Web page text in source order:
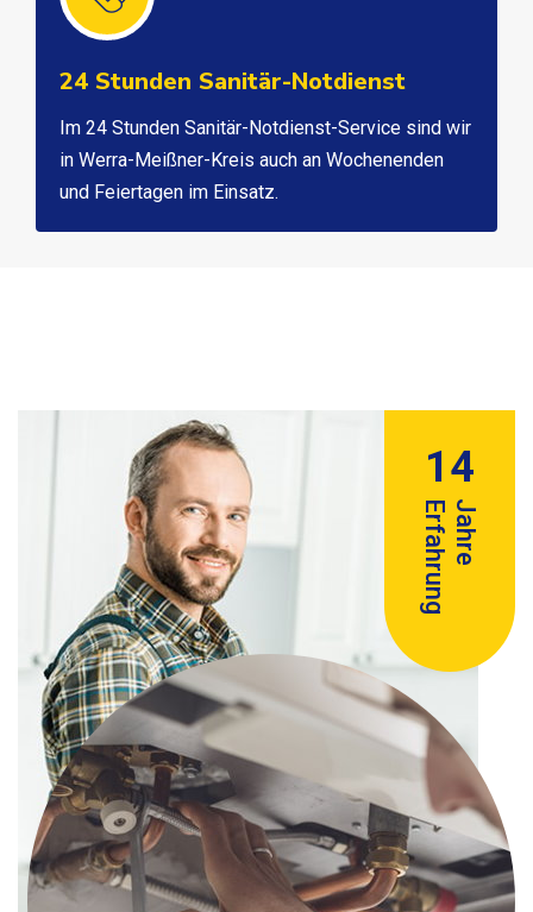
24 Stunden Sanitär-Notdienst
Im 24 Stunden Sanitär-Notdienst-Service sind wir
in Werra-Meißner-Kreis auch an Wochenenden
und Feiertagen im Einsatz.
14
Jahre
Erfahrung